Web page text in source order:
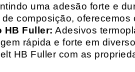
uma adesão forte e
de composição,
HB Fuller: Adesivos
rápida e forte em
HB Fuller com as